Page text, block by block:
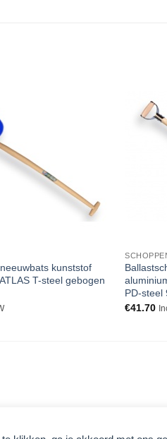
kunststof
T-steel gebogen
PD-steel
€41.70